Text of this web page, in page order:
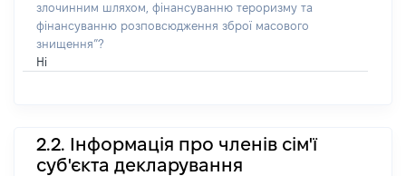
злочинним шляхом, фінансуванню тероризму та
фінансуванню розповсюдження зброї масового
знищення”?
Ні
2.2. Інформація про членів сім'ї
суб'єкта декларування